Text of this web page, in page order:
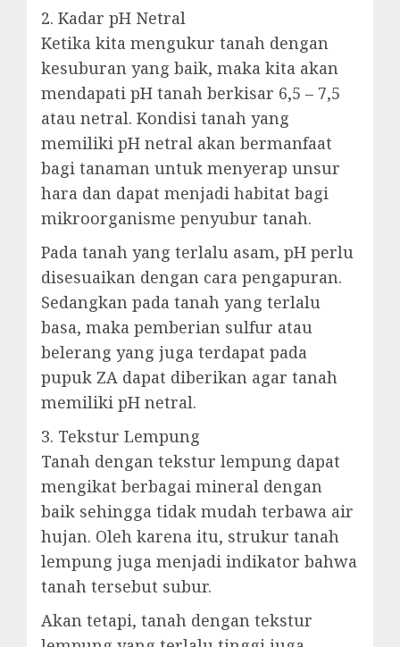
2. Kadar pH Netral
Ketika kita mengukur tanah dengan
kesuburan yang baik, maka kita akan
mendapati pH tanah berkisar 6,5 – 7,5
atau netral. Kondisi tanah yang
memiliki pH netral akan bermanfaat
bagi tanaman untuk menyerap unsur
hara dan dapat menjadi habitat bagi
mikroorganisme penyubur tanah.
Pada tanah yang terlalu asam, pH perlu
disesuaikan dengan cara pengapuran.
Sedangkan pada tanah yang terlalu
basa, maka pemberian sulfur atau
belerang yang juga terdapat pada
pupuk ZA dapat diberikan agar tanah
memiliki pH netral.
3. Tekstur Lempung
Tanah dengan tekstur lempung dapat
mengikat berbagai mineral dengan
baik sehingga tidak mudah terbawa air
hujan. Oleh karena itu, strukur tanah
lempung juga menjadi indikator bahwa
tanah tersebut subur.
Akan tetapi, tanah dengan tekstur